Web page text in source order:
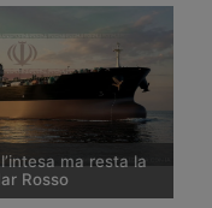
ma resta la
Rosso